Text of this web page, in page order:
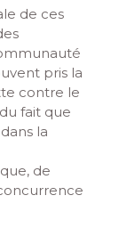
de ces
pris la
contre le
fait que
la
de